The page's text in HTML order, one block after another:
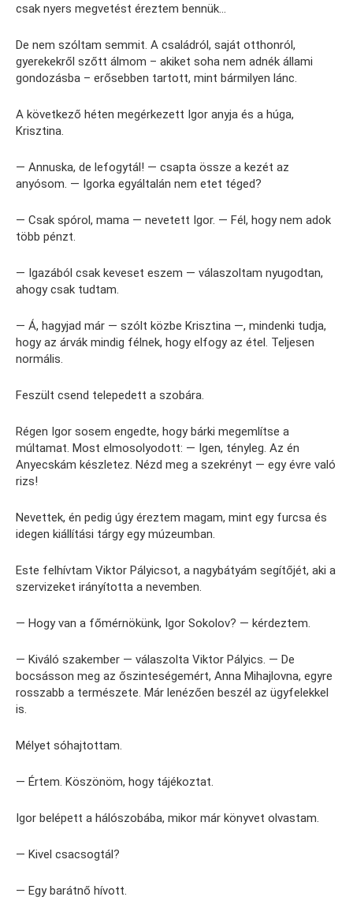
csak nyers megvetést éreztem bennük…
De nem szóltam semmit. A családról, saját otthonról,
gyerekekről szőtt álmom – akiket soha nem adnék állami
gondozásba – erősebben tartott, mint bármilyen lánc.
A következő héten megérkezett Igor anyja és a húga,
Krisztina.
— Annuska, de lefogytál! — csapta össze a kezét az
anyósom. — Igorka egyáltalán nem etet téged?
— Csak spórol, mama — nevetett Igor. — Fél, hogy nem adok
több pénzt.
— Igazából csak keveset eszem — válaszoltam nyugodtan,
ahogy csak tudtam.
— Á, hagyjad már — szólt közbe Krisztina —, mindenki tudja,
hogy az árvák mindig félnek, hogy elfogy az étel. Teljesen
normális.
Feszült csend telepedett a szobára.
Régen Igor sosem engedte, hogy bárki megemlítse a
múltamat. Most elmosolyodott: — Igen, tényleg. Az én
Anyecskám készletez. Nézd meg a szekrényt — egy évre való
rizs!
Nevettek, én pedig úgy éreztem magam, mint egy furcsa és
idegen kiállítási tárgy egy múzeumban.
Este felhívtam Viktor Pályicsot, a nagybátyám segítőjét, aki a
szervizeket irányította a nevemben.
— Hogy van a főmérnökünk, Igor Sokolov? — kérdeztem.
— Kiváló szakember — válaszolta Viktor Pályics. — De
bocsásson meg az őszinteségemért, Anna Mihajlovna, egyre
rosszabb a természete. Már lenézően beszél az ügyfelekkel
is.
Mélyet sóhajtottam.
— Értem. Köszönöm, hogy tájékoztat.
Igor belépett a hálószobába, mikor már könyvet olvastam.
— Kivel csacsogtál?
— Egy barátnő hívott.